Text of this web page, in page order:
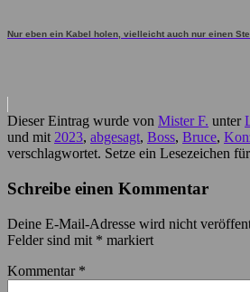
Nur eben ein Kabel holen, vielleicht auch nur einen
Dieser Eintrag wurde von Mister F. unter
und mit 2023, abgesagt, Boss, Bruce,
verschlagwortet. Setze ein Lesezeichen
Schreibe einen Kommentar
Deine E-Mail-Adresse wird nicht
Felder sind mit * markiert
Kommentar *